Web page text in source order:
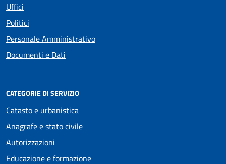
Uffici
Politici
Personale Amministrativo
Documenti e Dati
CATEGORIE DI SERVIZIO
Catasto e urbanistica
Anagrafe e stato civile
Autorizzazioni
Educazione e formazione